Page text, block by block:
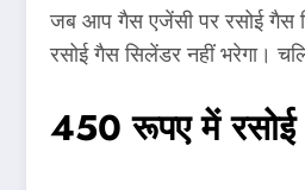
जब आप गैस एजेंसी पर रसोई गैस
रसोई गैस सिलेंडर नहीं भरेगा।
450 रूपए में रसोई